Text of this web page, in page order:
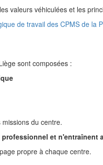
valeurs véhiculées et les
de travail des CPMS de la
sont composées :
du centre.
et n'entraînent
propre à chaque centre.